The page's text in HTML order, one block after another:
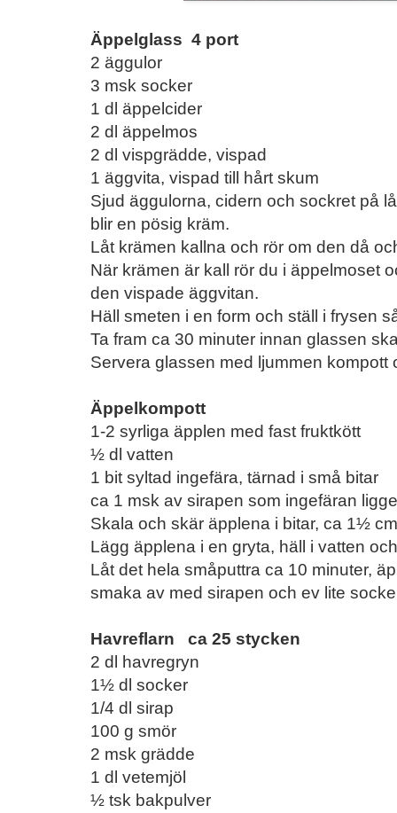
Äppelglass 4 port
2 äggulor
3 msk socker
1 dl äppelcider
2 dl äppelmos
2 dl vispgrädde, vispad
1 äggvita, vispad till hårt skum
Sjud äggulorna, cidern och sockret på
blir en pösig kräm.
Låt krämen kallna och rör om den då
När krämen är kall rör du i äppelmoset
den vispade äggvitan.
Häll smeten i en form och ställ i frysen
Ta fram ca 30 minuter innan glassen
Servera glassen med ljummen kompott
Äppelkompott
1-2 syrliga äpplen med fast fruktkött
½ dl vatten
1 bit syltad ingefära, tärnad i små bitar
ca 1 msk av sirapen som ingefäran
Skala och skär äpplena i bitar, ca 1½
Lägg äpplena i en gryta, häll i vatten
Låt det hela småputtra ca 10 minuter,
smaka av med sirapen och ev lite
Havreflarn ca 25 stycken
2 dl havregryn
1½ dl socker
1/4 dl sirap
100 g smör
2 msk grädde
1 dl vetemjöl
½ tsk bakpulver